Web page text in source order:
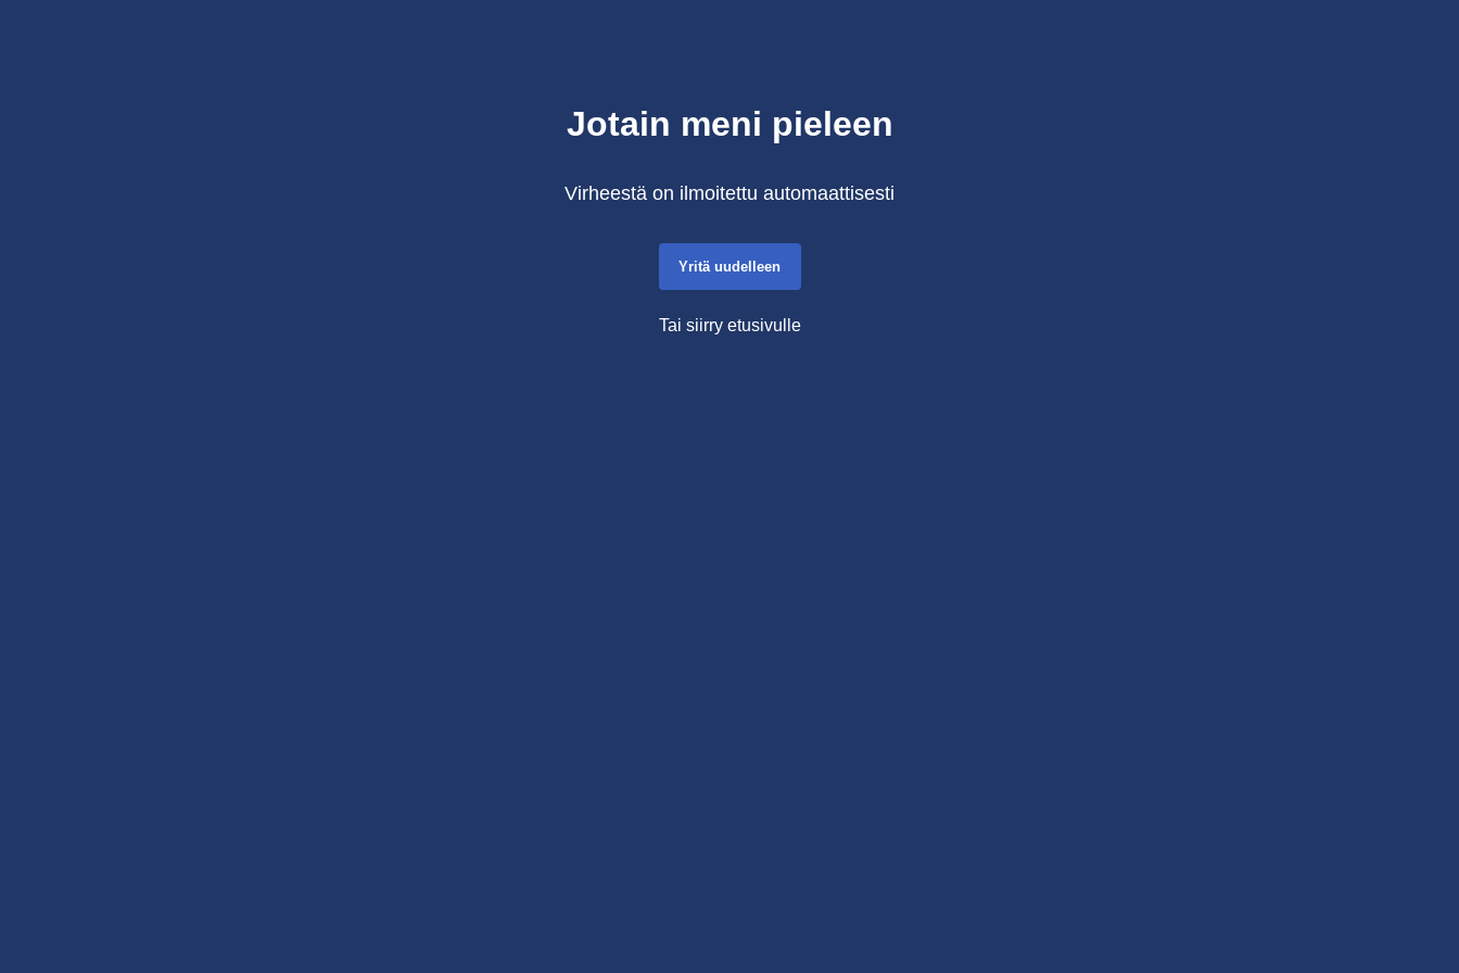
Jotain meni pieleen
Virheestä on ilmoitettu automaattisesti
Yritä uudelleen
Tai siirry etusivulle